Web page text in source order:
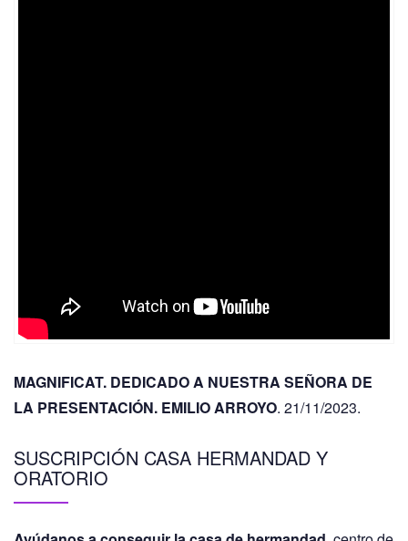
MAGNIFICAT. DEDICADO A NUESTRA SEÑORA DE
LA PRESENTACIÓN. EMILIO ARROYO. 21/11/2023.
SUSCRIPCIÓN CASA HERMANDAD Y
ORATORIO